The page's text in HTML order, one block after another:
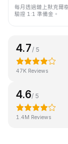
每月透過鏈上默克爾
驗證 1:1 準備金。
4.7/ 5
47K Reviews
4.6/ 5
1.4M Reviews